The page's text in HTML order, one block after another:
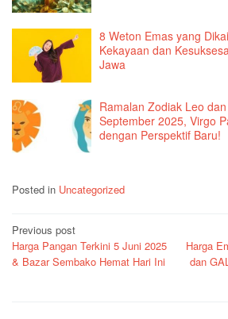
8 Weton Emas yang
Kekayaan dan
Jawa
Ramalan Zodiak Leo
September 2025, Virgo
dengan Perspektif Baru!
Posted in Uncategorized
Post
navigation
Previous post
Harga Pangan Terkini 5 Juni 2025
& Bazar Sembako Hemat Hari Ini
Harga
dan